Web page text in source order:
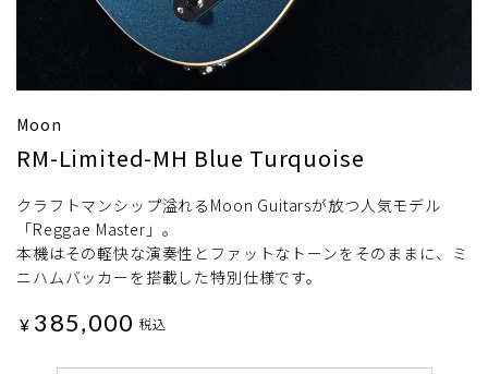
Moon
RM-Limited-MH Blue Turquoise
クラフトマンシップ溢れるMoon Guitarsが放つ人気モデル
「Reggae Master」。
本機はその軽快な演奏性とファットなトーンをそのままに、ミ
ニハムバッカーを搭載した特別仕様です。
¥ 385,000 税込